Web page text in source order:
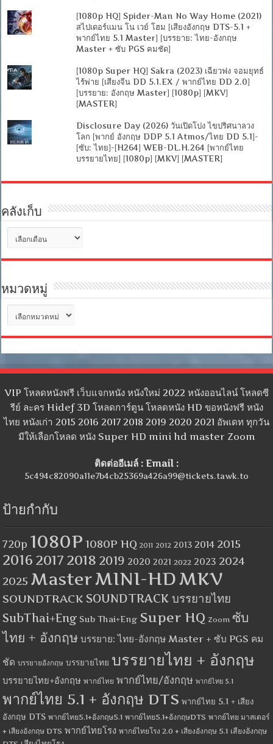
[1080p HQ] Spider-Man No Way Home (2021)
สไปเดอร์แมน โน เวย์ โฮม [เสียงอังกฤษ DTS-5.1 +
พากย์ไทย 5.1 Master] [บรรยาย: ไทย-อังกฤษ
Master + ซับ PGS คมชัด]
[1080p Super HQ] Sakra (2023) เฉียวฟง จอมยุทธ์
ไร้พ่าย [เสียงจีน DD 5.1.EX / พากย์ไทย DD 2.0]
[บรรยาย: อังกฤษ Master] [1080p] [MKV]
[MASTER]
Disclosure Day (2026) วันเปิดโปง ไขปริศนาลวง
โลก [พากย์ อังกฤษ DDP 5.1 Atmos/ไทย DD 5.1]-
[ซับ: ไทย]-[H264] WEB-DL.H.264 [พากย์ไทย
บรรยายไทย] [1080p] [MKV] [MASTER]
คลังเก็บ
คลัง
เก็บ
หมวดหมู่
หมวด
หมู่
VIP โหลดหนังฟรี เว็บแจกหนัง หนังใหม่ 2022 หนังออนไลน์ โหลดซี
รีย์ ละคร Hidef 3D โหลดการ์ตูน โหลดหนัง HD ขอหนังฟรี หนัง
ไทย หนังเก่า 2015 2016 2017 2018 2019 2020 2021 อัพเดท ทุกวัน
มีให้เลือกโหลด หนัง Super HD mini hd master Zoom
ติดต่ออีเมล์ : Email :
5c494c82090a11e7b4cb25369a426a99@tickets.tawk.to
ป้ายกำกับ
720p 1080P 1080P HQ 2011 2012 2013 2014 2015
2016 2017 2018 2019 2020 2021 2022 2023 2024
2025 MasterMINI-HDMKV
SOUNDTRACK SOUNDTRACK บรรยายไทย
SubThai+Eng Sub Thai+Eng Super HQ Zoom ซับ
ไทย + อังกฤษ บรรยาย: ไทย-อังกฤษ Master + ซับ PGS คม
ชัด บรรยายอังกฤษ บรรยายไทย บรรยายไทย + อังกฤษ
บรรยายไทย+อังกฤษ พากย์ไทย พากย์ไทย/อังกฤษ พากย์ไทย 5.1
พากย์ไทย 5.1 + อังกฤษ DTS พากย์ไทย 5.1 + เสียง
อังกฤษ DTS พากย์ไทย5.1+อังกฤษ5.1 พากย์ไทย5.1+อังกฤษDTS พากย์ไทย มาสเตอร์
+ เสียงอังกฤษ DTS พากย์ไทยโรง พากย์ไทยโรง 2.0 + เสียงอังกฤษ 5.1 เสียงอังกฤษ